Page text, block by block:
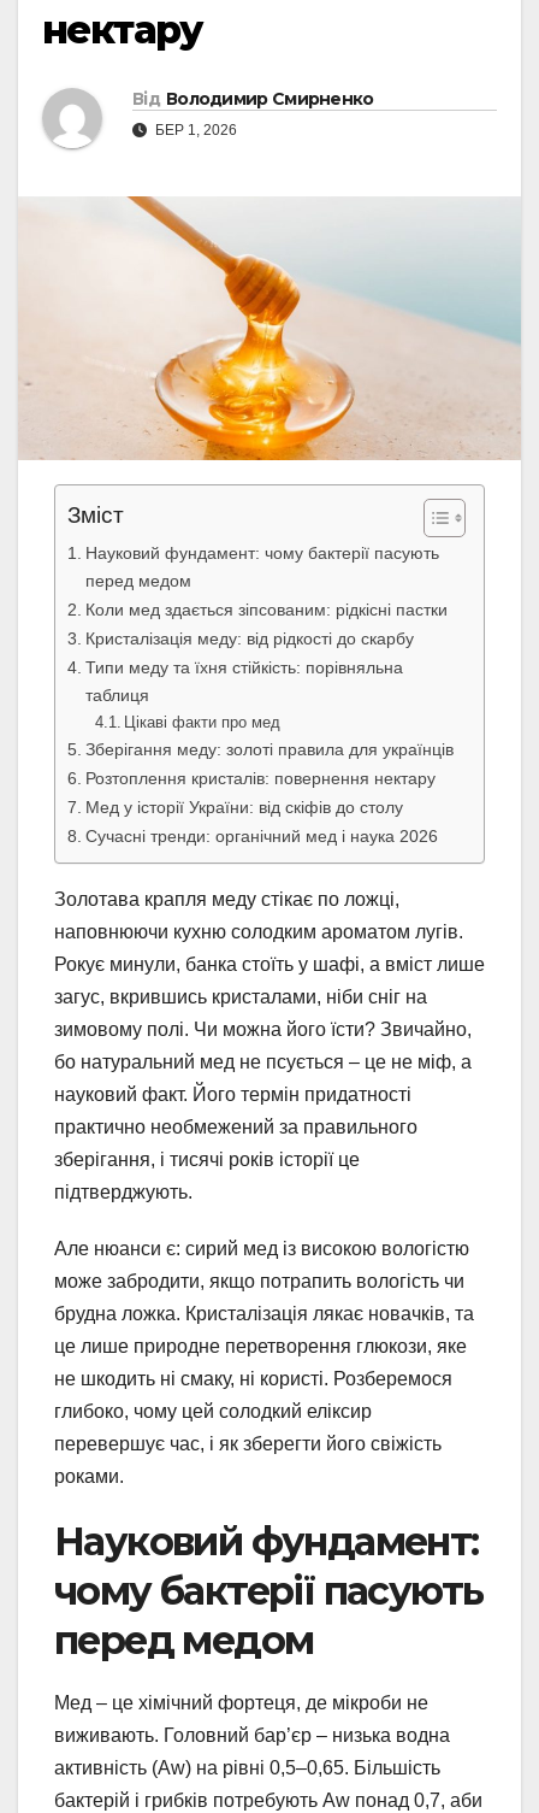
нектару
Від Володимир Смирненко
БЕР 1, 2026
Зміст
Науковий фундамент: чому бактерії пасують
перед медом
Коли мед здається зіпсованим: рідкісні пастки
Кристалізація меду: від рідкості до скарбу
Типи меду та їхня стійкість: порівняльна
таблиця
Цікаві факти про мед
Зберігання меду: золоті правила для українців
Розтоплення кристалів: повернення нектару
Мед у історії України: від скіфів до столу
Сучасні тренди: органічний мед і наука 2026
Золотава крапля меду стікає по ложці,
наповнюючи кухню солодким ароматом лугів.
Рокує минули, банка стоїть у шафі, а вміст лише
загус, вкрившись кристалами, ніби сніг на
зимовому полі. Чи можна його їсти? Звичайно,
бо натуральний мед не псується – це не міф, а
науковий факт. Його термін придатності
практично необмежений за правильного
зберігання, і тисячі років історії це
підтверджують.
Але нюанси є: сирий мед із високою вологістю
може забродити, якщо потрапить вологість чи
брудна ложка. Кристалізація лякає новачків, та
це лише природне перетворення глюкози, яке
не шкодить ні смаку, ні користі. Розберемося
глибоко, чому цей солодкий еліксир
перевершує час, і як зберегти його свіжість
роками.
Науковий фундамент:
чому бактерії пасують
перед медом
Мед – це хімічний фортеця, де мікроби не
виживають. Головний бар’єр – низька водна
активність (Aw) на рівні 0,5–0,65. Більшість
бактерій і грибків потребують Aw понад 0,7, аби